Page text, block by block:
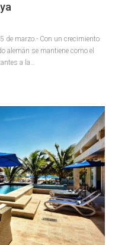
de marzo.- Con un crecimiento
alemán se mantiene como el
a la…